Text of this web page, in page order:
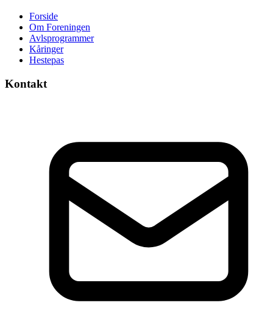
Forside
Om Foreningen
Avlsprogrammer
Kåringer
Hestepas
Kontakt